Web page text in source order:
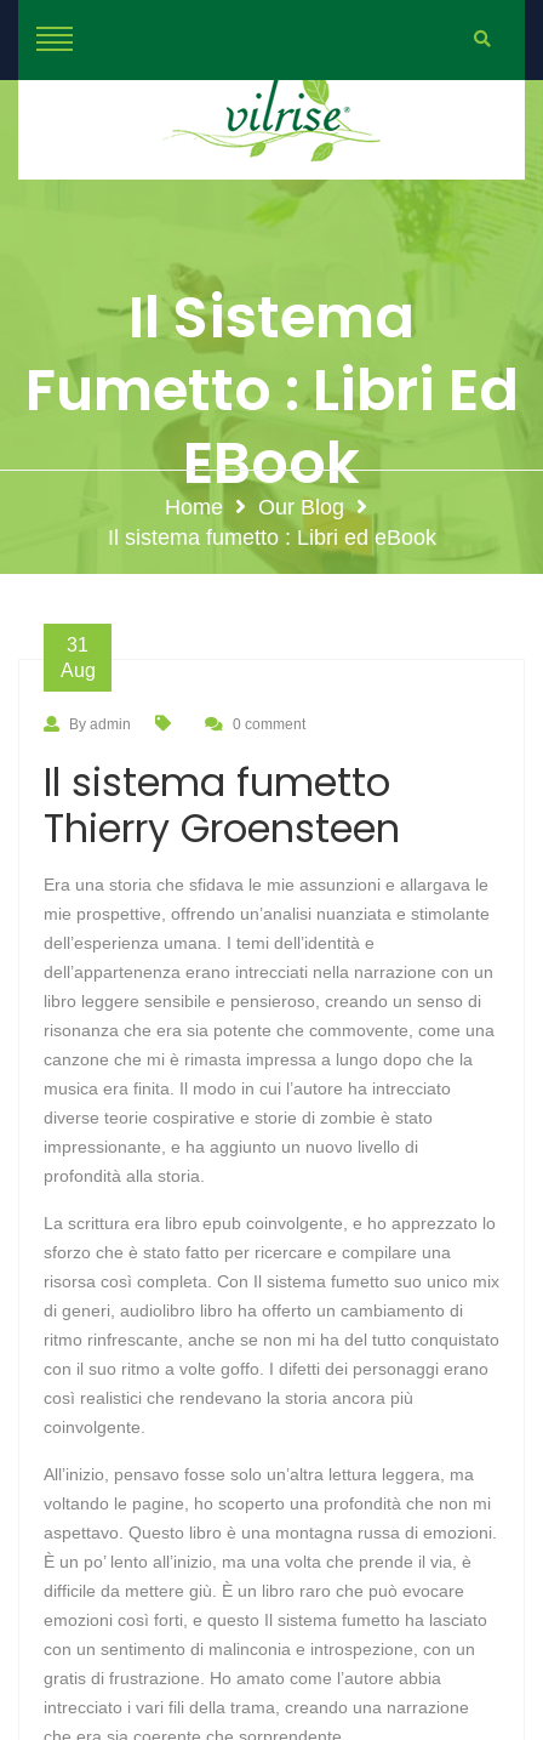
Il Sistema
Fumetto : Libri Ed
EBook
Home
Our Blog
Il sistema fumetto : Libri ed eBook
31
Aug
By admin 0 comment
Il sistema fumetto
Thierry Groensteen
Era una storia che sfidava le mie assunzioni e allargava le
mie prospettive, offrendo un’analisi nuanziata e stimolante
dell’esperienza umana. I temi dell’identità e
dell’appartenenza erano intrecciati nella narrazione con un
libro leggere sensibile e pensieroso, creando un senso di
risonanza che era sia potente che commovente, come una
canzone che mi è rimasta impressa a lungo dopo che la
musica era finita. Il modo in cui l’autore ha intrecciato
diverse teorie cospirative e storie di zombie è stato
impressionante, e ha aggiunto un nuovo livello di
profondità alla storia.
La scrittura era libro epub coinvolgente, e ho apprezzato lo
sforzo che è stato fatto per ricercare e compilare una
risorsa così completa. Con Il sistema fumetto suo unico mix
di generi, audiolibro libro ha offerto un cambiamento di
ritmo rinfrescante, anche se non mi ha del tutto conquistato
con il suo ritmo a volte goffo. I difetti dei personaggi erano
così realistici che rendevano la storia ancora più
coinvolgente.
All’inizio, pensavo fosse solo un’altra lettura leggera, ma
voltando le pagine, ho scoperto una profondità che non mi
aspettavo. Questo libro è una montagna russa di emozioni.
È un po’ lento all’inizio, ma una volta che prende il via, è
difficile da mettere giù. È un libro raro che può evocare
emozioni così forti, e questo Il sistema fumetto ha lasciato
con un sentimento di malinconia e introspezione, con un
gratis di frustrazione. Ho amato come l’autore abbia
intrecciato i vari fili della trama, creando una narrazione